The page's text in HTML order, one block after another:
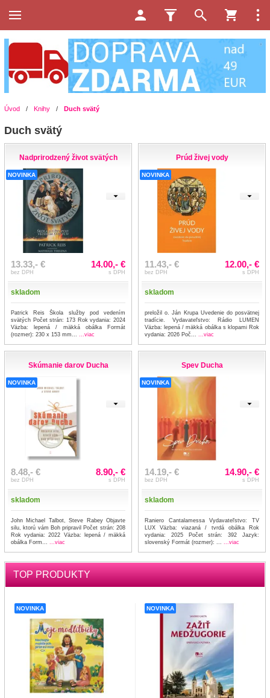
Úvod / Knihy / Duch svätý
Duch svätý
Nadprirodzený život svätých
NOVINKA
13.33,- €
bez DPH
14.00,- €
s DPH
skladom
Patrick Reis Škola služby pod vedením
svätých Počet strán: 173 Rok vydania: 2024
Väzba: lepená / mäkká obálka Formát
(rozmer): 230 x 153 mm...
...viac
Prúd živej vody
NOVINKA
11.43,- €
bez DPH
12.00,- €
s DPH
skladom
preložil o. Ján Krupa Uvedenie do posvätnej
tradície. Vydavateľstvo: Rádio LUMEN
Väzba: lepená / mäkká obálka s klopami Rok
vydania: 2026 Poč...
...viac
Skúmanie darov Ducha
NOVINKA
8.48,- €
bez DPH
8.90,- €
s DPH
skladom
John Michael Talbot, Steve Rabey Objavte
silu, ktorú vám Boh pripravil Počet strán: 208
Rok vydania: 2022 Väzba: lepená / mäkká
obálka Form...
...viac
Spev Ducha
NOVINKA
14.19,- €
bez DPH
14.90,- €
s DPH
skladom
Raniero Cantalamessa Vydavateľstvo: TV
LUX Väzba: viazaná / tvrdá obálka Rok
vydania: 2025 Počet strán: 392 Jazyk:
slovenský Formát (rozmer): ...
...viac
TOP PRODUKTY
NOVINKA NOVINKA